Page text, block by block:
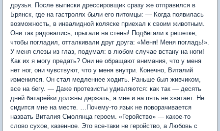
друзья. После выписки дрессировщик сразу же отправился в
Брянск, где на гастролях были его питомцы: — Когда появилась
возможность, в инвалидной коляске приехал к своим животным.
Они так радовались, прыгали на стены! Подбегали к решетке,
чтобы погладил, отталкивали друг друга: «Меня! Меня погладь!».
У меня слезы из глаз, подумал: в любом случае встану на ноги!
Как их я могу предать? Они не обращают внимания, что у меня
нет ног, они чувствуют, что у меня внутри. Конечно, Виталий
изменился. Он стал медленнее ходить. Раньше был живчиком,
все на бегу. — Даже протезисты удивляются: как так — десять
дней батарейки должны держать, а мне и на пять не хватает. Не
сидится мне на месте. …Почему-то язык не поворачивается
назвать Виталия Смолянца героем. «Геройство» — какое-то
слово сухое, казенное. Это все-таки не геройство, а Любовь с